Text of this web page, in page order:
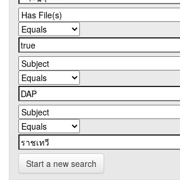
Start a new search